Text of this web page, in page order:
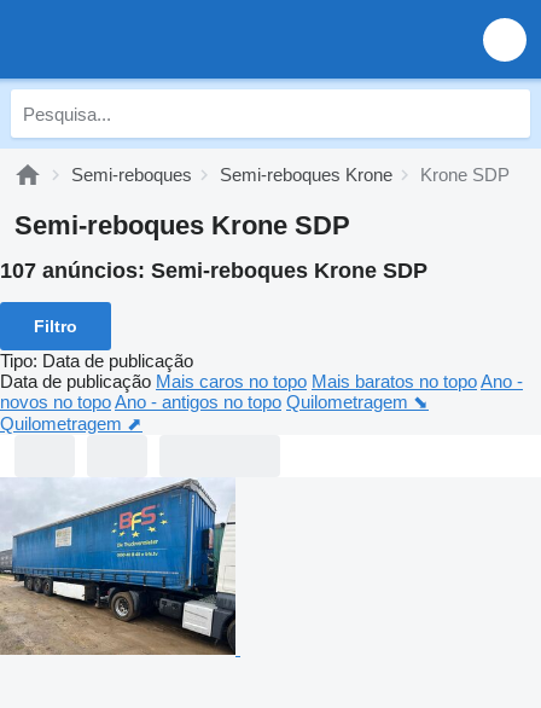
Semi-reboques Semi-reboques Krone Krone SDP
Semi-reboques Krone SDP
107 anúncios: Semi-reboques Krone SDP
Filtro
Tipo: Data de publicação
Data de publicação Mais caros no topo Mais baratos no topoAno -
novos no topoAno - antigos no topo Quilometragem ⬊
Quilometragem ⬈